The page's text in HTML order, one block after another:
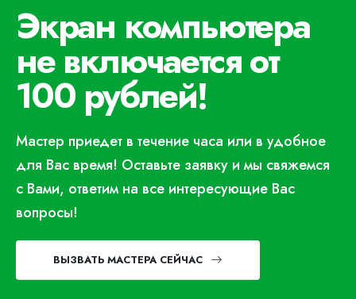
Экран компьютера
не включается от
100 рублей!
Мастер приедет в течение часа или в удобное
для Вас время! Оставьте заявку и мы свяжемся
с Вами, ответим на все интересующие Вас
вопросы!
ВЫЗВАТЬ МАСТЕРА СЕЙЧАС